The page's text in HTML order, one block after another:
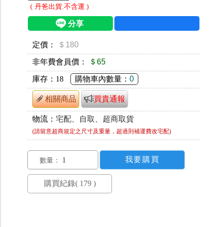
( 丹爸出貨.不含運 )
定價： ＄180
非年費會員價： ＄65
庫存： 18 購物車內數量： 0
相關商品 買貴通報
物流： 宅配、自取、超商取貨
(請留意超商規定之尺寸及重量，超過則補運費改宅配)
數量：